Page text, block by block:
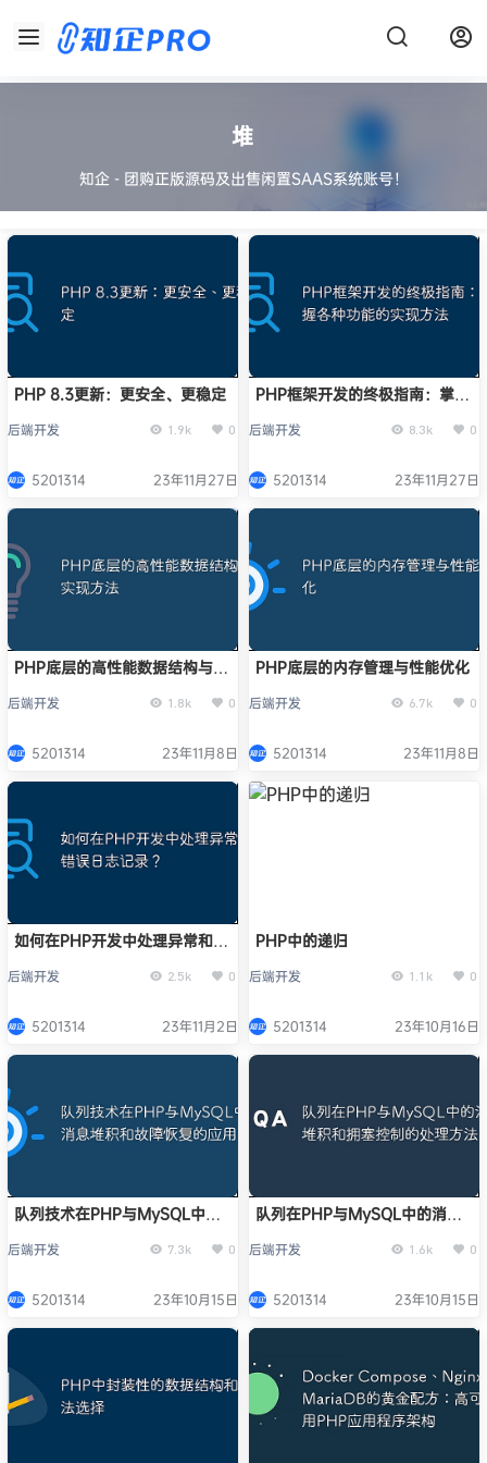
堆
知企 - 团购正版源码及出售闲置SAAS系统账号！
PHP 8.3更新：更安全、更稳定
后端开发 1.9k 0
5201314 23年11月27日
PHP框架开发的终极指南：掌握
后端开发 8.3k 0
5201314 23年11月27日
PHP底层的高性能数据结构与实
后端开发 1.8k 0
5201314 23年11月8日
PHP底层的内存管理与性能优化
后端开发 6.7k 0
5201314 23年11月8日
如何在PHP开发中处理异常和错
后端开发 2.5k 0
5201314 23年11月2日
PHP中的递归
后端开发 1.1k 0
5201314 23年10月16日
队列技术在PHP与MySQL中的
后端开发 7.3k 0
5201314 23年10月15日
队列在PHP与MySQL中的消息
后端开发 1.6k 0
5201314 23年10月15日